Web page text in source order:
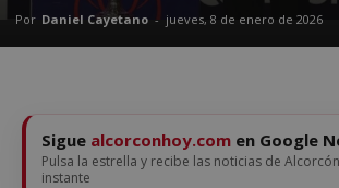
Por Daniel Cayetano - jueves, 8 de enero de 2026
Sigue alcorconhoy.com en Google
Pulsa la estrella y recibe las noticias de
instante